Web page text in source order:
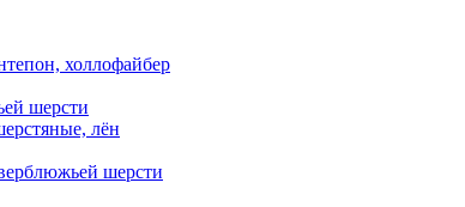
холлофайбер
шерсти
лён
шерсти